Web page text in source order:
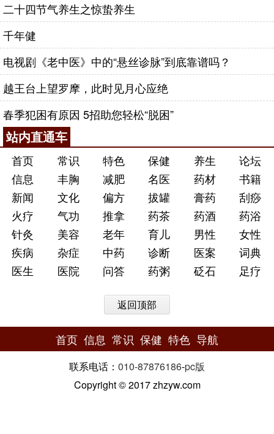
二十四节气养生之惊蛰养生
千年健
电视剧《老中医》中的“悬丝诊脉”到底靠谱吗？
越王台上望罗摩，此时见月心应绝
春季犯困有原因 5招助您轻松“脱困”
站内直通车
首页 常识 特色 保健 养生
论坛
信息
丰胸 减肥 名医 药材
书籍
新闻
文化 偏方 拔罐 膏药
刮痧
火疗
气功 推拿 药茶 药酒
药浴
针灸
美容 老年 育儿 男性
女性
疾病
杂症 中药 诊断 医案
词典
医生
医院 问答 药粥 砭石 足疗
返回顶部
首页 信息 常识 保健 特色 导航
联系电话： 010-87876186-pc版
Copyright © 2017 zhzyw.com